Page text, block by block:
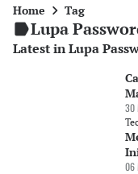
Home Tag
Lupa
Latest in Lupa
30
06